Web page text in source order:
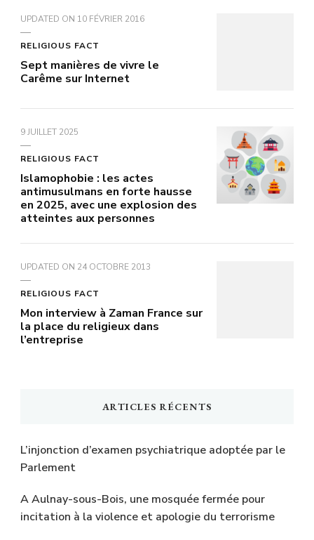
UPDATED ON 10 FÉVRIER 2016
RELIGIOUS FACT
Sept manières de vivre le
Carême sur Internet
9 JUILLET 2025
RELIGIOUS FACT
Islamophobie : les actes
antimusulmans en forte hausse
en 2025, avec une explosion des
atteintes aux personnes
UPDATED ON 24 OCTOBRE 2013
RELIGIOUS FACT
Mon interview à Zaman France sur
la place du religieux dans
l’entreprise
ARTICLES RÉCENTS
L’injonction d’examen psychiatrique adoptée par le
Parlement
A Aulnay-sous-Bois, une mosquée fermée pour
incitation à la violence et apologie du terrorisme